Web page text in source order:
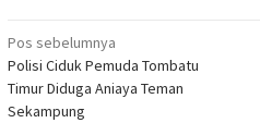
Navigasi
pos
Pos sebelumnya
Polisi Ciduk Pemuda Tombatu
Timur Diduga Aniaya Teman
Sekampung